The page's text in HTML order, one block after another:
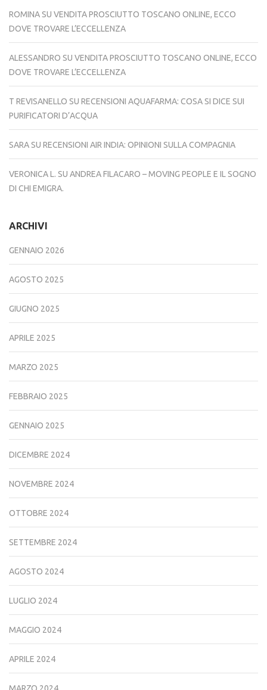
ROMINA SU VENDITA PROSCIUTTO TOSCANO ONLINE, ECCO
DOVE TROVARE L’ECCELLENZA
ALESSANDRO SU VENDITA PROSCIUTTO TOSCANO ONLINE, ECCO
DOVE TROVARE L’ECCELLENZA
T REVISANELLO SU RECENSIONI AQUAFARMA: COSA SI DICE SUI
PURIFICATORI D’ACQUA
SARA SU RECENSIONI AIR INDIA: OPINIONI SULLA COMPAGNIA
VERONICA L. SU ANDREA FILACARO – MOVING PEOPLE E IL SOGNO
DI CHI EMIGRA.
ARCHIVI
GENNAIO 2026
AGOSTO 2025
GIUGNO 2025
APRILE 2025
MARZO 2025
FEBBRAIO 2025
GENNAIO 2025
DICEMBRE 2024
NOVEMBRE 2024
OTTOBRE 2024
SETTEMBRE 2024
AGOSTO 2024
LUGLIO 2024
MAGGIO 2024
APRILE 2024